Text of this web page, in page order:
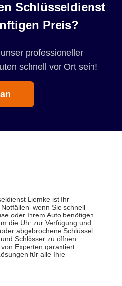
Schlüsseldienst
Preis?
professioneller
schnell vor Ort sein!
Liemke ist Ihr
wenn Sie schnell
oder Ihrem Auto benötigen.
die Uhr zur Verfügung und
abgebrochene Schlüssel
Schlösser zu öffnen.
Experten garantiert
für alle Ihre